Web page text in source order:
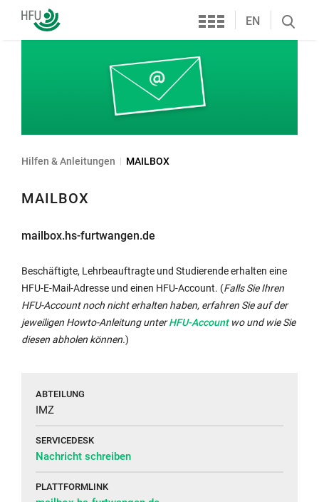
Hochschule
Furtwangen
Services
EN
Search
Hilfen & Anleitungen MAILBOX
MAILBOX
mailbox.hs-furtwangen.de
Beschäftigte, Lehrbeauftragte und Studierende erhalten eine
HFU-E-Mail-Adresse und einen HFU-Account. (Falls Sie Ihren
HFU-Account noch nicht erhalten haben, erfahren Sie auf der
jeweiligen Howto-Anleitung unterInterner
HFU-Accountwo und wie Sie
diesen abholen können.)
ABTEILUNG
IMZ
SERVICEDESK
Nachricht schreiben
PLATTFORMLINK